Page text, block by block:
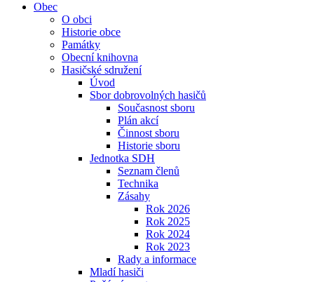
Obec
O obci
Historie obce
Památky
Obecní knihovna
Hasičské sdružení
Úvod
Sbor dobrovolných hasičů
Současnost sboru
Plán akcí
Činnost sboru
Historie sboru
Jednotka SDH
Seznam členů
Technika
Zásahy
Rok 2026
Rok 2025
Rok 2024
Rok 2023
Rady a informace
Mladí hasiči